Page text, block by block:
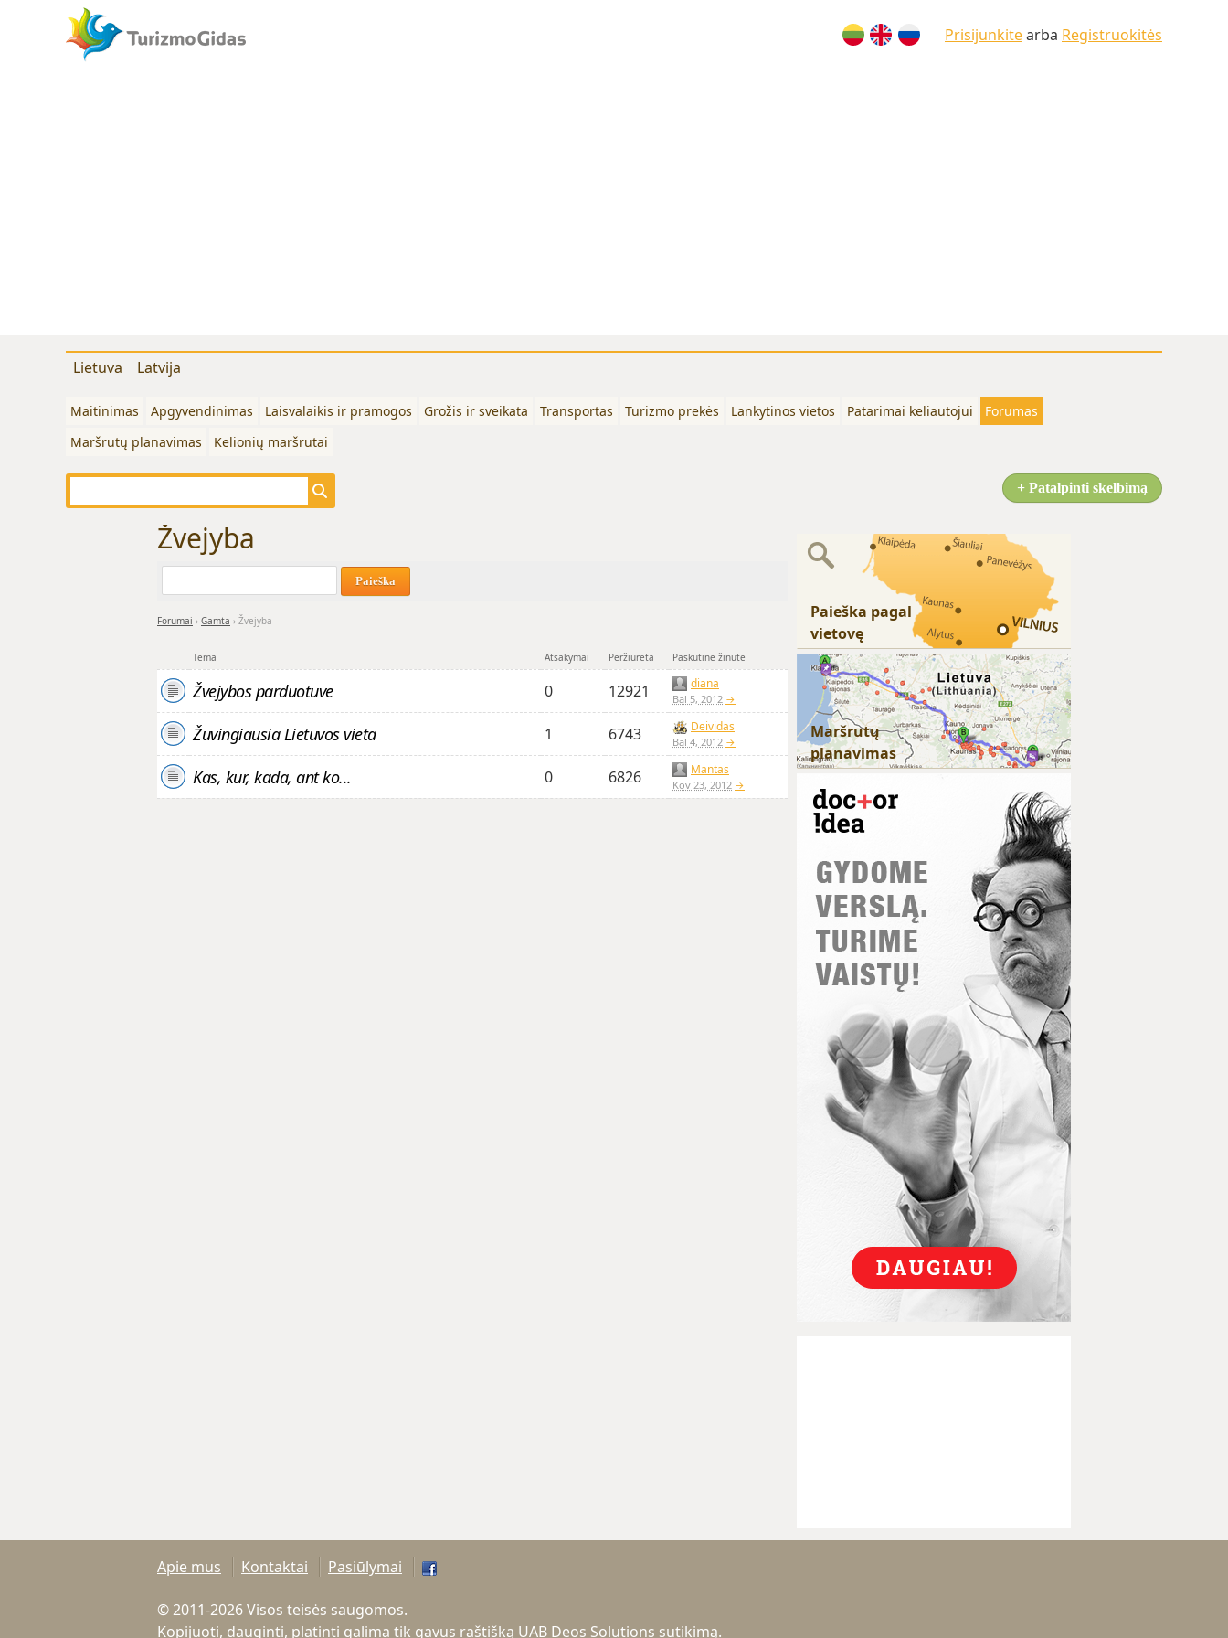
Prisijunkitearba Registruokitės
Lietuva Latvija
Maitinimas Apgyvendinimas Laisvalaikis ir pramogos Grožis ir sveikata Transportas Turizmo prekės Lankytinos vietos Patarimai keliautojui
Forumas
Maršrutų planavimas
Kelionių maršrutai
+ Patalpinti skelbimą
Paieška pagal
vietovę
Maršrutų
planavimas
Žvejyba
Paieška
Forumai › Gamta › Žvejyba
Tema Atsakymai Peržiūrėta Paskutinė žinutė
Žvejybos parduotuve 0 12921 diana
Bal 5, 2012 →
Žuvingiausia Lietuvos vieta 1 6743 Deividas
Bal 4, 2012 →
Kas, kur, kada, ant ko... 0 6826 Mantas
Kov 23, 2012 →
Apie mus Kontaktai Pasiūlymai
© 2011-2026 Visos teisės saugomos.
Kopijuoti, dauginti, platinti galima tik gavus raštišką UAB Deos Solutions sutikimą.